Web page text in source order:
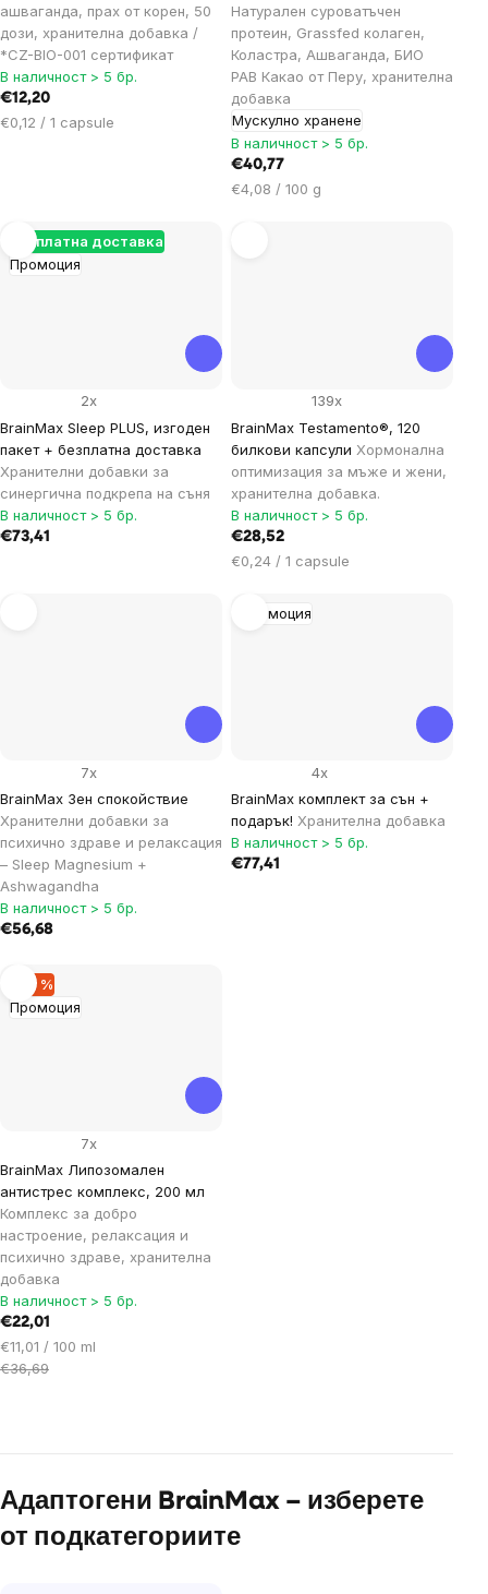
ашваганда, прах от корен, 50
дози, хранителна добавка /
*CZ-BIO-001 сертификат
В наличност > 5 бр.
€12,20
Цена
€0,12 / 1 capsule
Натурален суроватъчен
протеин, Grassfed колаген,
Коластра, Ашваганда, БИО
РАВ Какао от Перу, хранителна
добавка
Мускулно хранене
В наличност > 5 бр.
€40,77
Цена
€4,08 / 100 g
Промоция
Безплатна доставка
BrainMax Sleep PLUS, изгоден
пакет + безплатна доставка
Хранителни добавки за
синергична подкрепа на съня
2x
В наличност > 5 бр.
€73,41
BrainMax Testamento®, 120
билкови капсули Хормонална
оптимизация за мъже и жени,
хранителна добавка.
139x
В наличност > 5 бр.
€28,52
Цена
мярка:
€0,24 / 1 capsule
BrainMax Зен спокойствие
Хранителни добавки за
психично здраве и релаксация
– Sleep Magnesium +
Ashwagandha
7x
В наличност > 5 бр.
€56,68
Промоция
BrainMax комплект за сън +
подарък! Хранителна добавка
4x
В наличност > 5 бр.
€77,41
Промоция
–40 %
BrainMax Липозомален
антистрес комплекс, 200 мл
Комплекс за добро
настроение, релаксация и
психично здраве, хранителна
добавка
7x
В наличност > 5 бр.
€22,01
Цена
за
€11,01 / 100 ml
€36,69
Адаптогени BrainMax – изберете
от подкатегориите